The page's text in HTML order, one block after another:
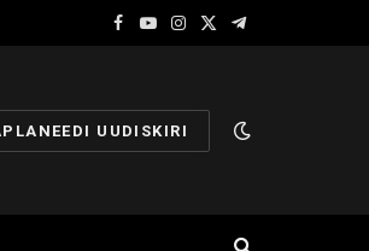
Facebook
YouTube
Instagram
X
Telegram
UUDISKIRI